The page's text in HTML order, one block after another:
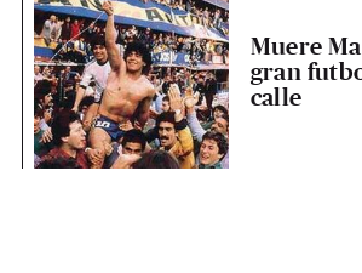
Muere
gran
calle